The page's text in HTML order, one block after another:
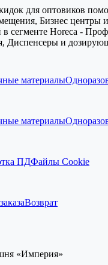
для оптовиков
Бизнес центры
Horeca -
Диспенсеры и
материалы
материалы
ПДФайлы Cookie
Возврат
«Империя»